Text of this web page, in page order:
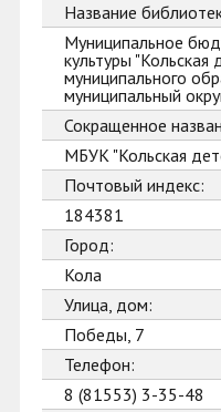
Название
Муниципальное
культуры "Кольская
муниципального
муниципальный
Сокращенное
МБУК "Кольская
Почтовый индекс:
184381
Город:
Кола
Улица, дом:
Победы, 7
Телефон:
8 (81553) 3-35-48